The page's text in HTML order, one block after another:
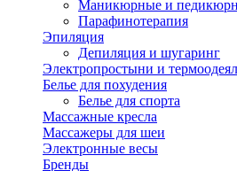
Маникюрные и
Парафинотерапия
Эпиляция
Депиляция и шугаринг
Электропростыни и
Белье для похудения
Белье для спорта
Массажные кресла
Массажеры для шеи
Электронные весы
Бренды